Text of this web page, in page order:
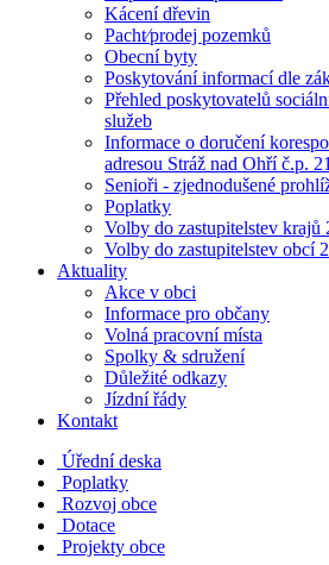
Kácení dřevin
Pacht⁄prodej pozemků
Obecní byty
Poskytování informací dle
Přehled poskytovatelů
služeb
Informace o doručení
adresou Stráž nad Ohří č.p. 21
Senioři - zjednodušené
Poplatky
Volby do zastupitelstev krajů
Volby do zastupitelstev obcí
Aktuality
Akce v obci
Informace pro občany
Volná pracovní místa
Spolky & sdružení
Důležité odkazy
Jízdní řády
Kontakt
Úřední deska
Poplatky
Rozvoj obce
Dotace
Projekty obce